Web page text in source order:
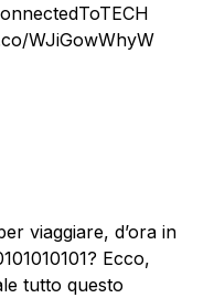
WJiGowWhyW
viaggiare, d’ora in
Ecco,
tutto questo